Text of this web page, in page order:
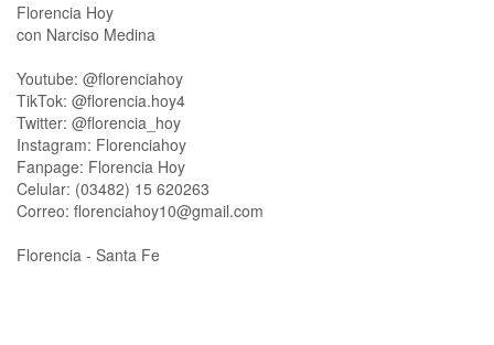
Florencia Hoy
con Narciso Medina
Youtube: @florenciahoy
TikTok: @florencia.hoy4
Twitter: @florencia_hoy
Instagram: Florenciahoy
Fanpage: Florencia Hoy
Celular: (03482) 15 620263
Correo: florenciahoy10@gmail.com
Florencia - Santa Fe